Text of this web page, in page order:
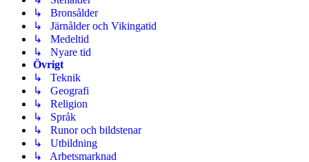
↳ Bronsålder
↳ Järnålder och Vikingatid
↳ Medeltid
↳ Nyare tid
Övrigt
↳ Teknik
↳ Geografi
↳ Religion
↳ Språk
↳ Runor och bildstenar
↳ Utbildning
↳ Arbetsmarknad